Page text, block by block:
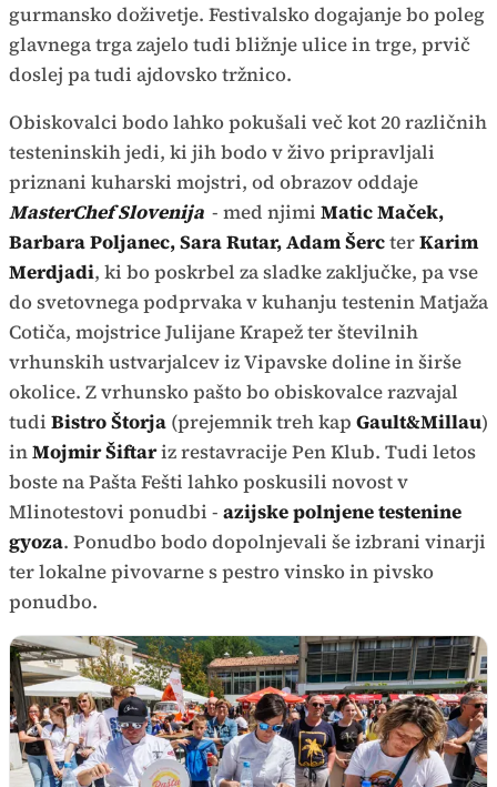
gurmansko doživetje. Festivalsko dogajanje bo poleg
glavnega trga zajelo tudi bližnje ulice in trge, prvič
doslej pa tudi ajdovsko tržnico.
Obiskovalci bodo lahko pokušali več kot 20 različnih
testeninskih jedi, ki jih bodo v živo pripravljali
priznani kuharski mojstri, od obrazov oddaje
MasterChef Slovenija - med njimi Matic Maček,
Barbara Poljanec, Sara Rutar, Adam ŠercterKarim
Merdjadi, ki bo poskrbel za sladke zaključke, pa vse
do svetovnega podprvaka v kuhanju testenin Matjaža
Cotiča, mojstrice Julijane Krapež ter številnih
vrhunskih ustvarjalcev iz Vipavske doline in širše
okolice. Z vrhunsko pašto bo obiskovalce razvajal
tudi Bistro Štorja (prejemnik treh kap Gault&Millau)
inMojmir Šiftariz restavracije Pen Klub. Tudi letos
boste na Pašta Fešti lahko poskusili novost v
Mlinotestovi ponudbi - azijske polnjene testenine
gyoza. Ponudbo bodo dopolnjevali še izbrani vinarji
ter lokalne pivovarne s pestro vinsko in pivsko
ponudbo.